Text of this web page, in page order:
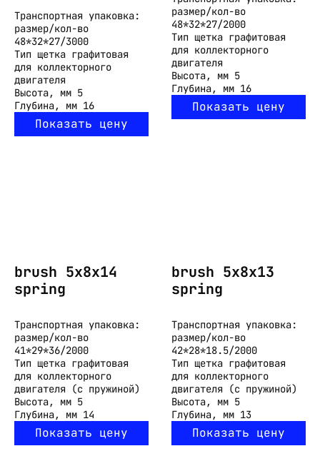
Транспортная упаковка:
размер/кол-во
48*32*27/3000
Тип щетка графитовая
для коллекторного
двигателя
Высота, мм 5
Глубина, мм 16
Показать цену
размер/кол-во
48*32*27/2000
Тип щетка графитовая
для коллекторного
двигателя
Высота, мм 5
Глубина, мм 16
Показать цену
brush 5x8x14
spring
Транспортная упаковка:
размер/кол-во
41*29*36/2000
Тип щетка графитовая
для коллекторного
двигателя (с пружиной)
Высота, мм 5
Глубина, мм 14
Показать цену
brush 5x8x13
spring
Транспортная упаковка:
размер/кол-во
42*28*18.5/2000
Тип щетка графитовая
для коллекторного
двигателя (с пружиной)
Высота, мм 5
Глубина, мм 13
Показать цену